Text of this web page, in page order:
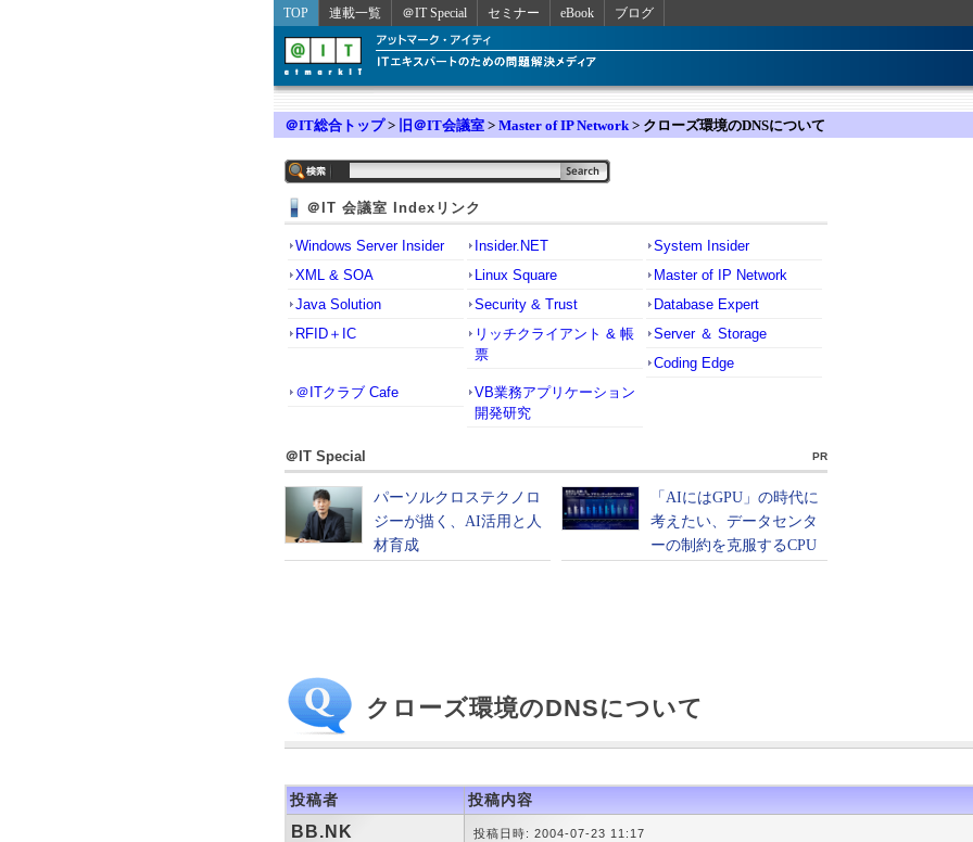
TOP 連載一覧 ＠IT Special セミナー eBook ブログ
＠IT総合トップ> 旧＠IT会議室 > Master of IP Network > クローズ環境のDNSについて
＠IT 会議室 Indexリンク
Windows Server Insider Insider.NET
System Insider
XML & SOA
Linux Square
Master of IP Network
Java Solution
Security & Trust
Database Expert
RFID＋IC
リッチクライアント & 帳
票
Server ＆ Storage
Coding Edge
＠ITクラブ Cafe
VB業務アプリケーション
開発研究
＠IT Special PR
クローズ環境のDNSについて
投稿者 投稿内容
BB.NK 投稿日時: 2004-07-23 11:17